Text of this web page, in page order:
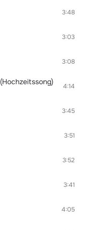
3:48
3:03
3:08
4:14
3:45
3:51
3:52
3:41
4:05